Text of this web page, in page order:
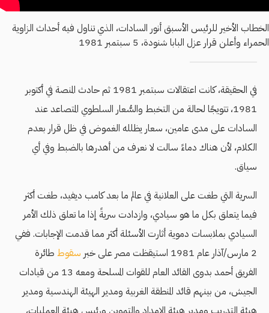
الخطاب الأخير للرئيس الأسبق أنور السادات، الذي تناول فيه أحداث الزاوية
الحمراء وأعلن قرار عزل البابا شنودة، 5 سبتمبر 1981
في الحقيقة، كانت اعتقالات سبتمبر 1981 ثم حادث المنصة في أكتوبر
1981، تتويجًا لحالة من التخبط والسُّعار السلطوي المتصاعد عند
السادات على مدى عامين، سعار يظلله الغموض في ظل قرار بعدم
الكلام، لأن هناك دماءً سالت لا نعرف من أهدرها بالضبط وفي أي
سياق.
السرية التي طغت على العلانية في عالم ما بعد كامب ديفيد، طغت أكثر
فيما يتعلق بكل ما هو سيادي، وازدادت سريةً إذا ما تعلق ذلك الأمر
السيادي بملابسات دموية أثارت الأسئلة أكثر مما قدمت الإجابات. ففي
2 مارس/آذار عام 1981 استيقظت مصر على خبر
سقوط طائرة
الفريق أحمد بدوى القائد العام للقوات المسلحة ومعه 13 من قيادات
الجيش، من بينهم قائد المنطقة الغربية ومدير الهيئة الهندسية ومدير